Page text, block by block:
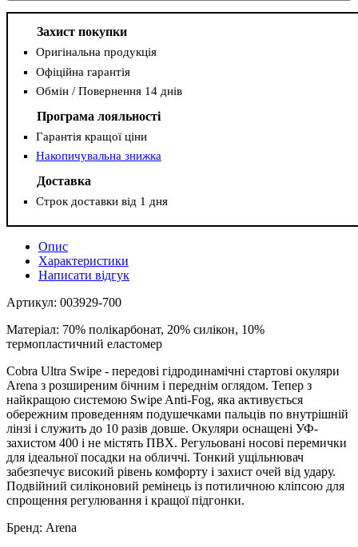
Захист покупки
Оригінальна продукція
Офіційна гарантія
Обмін / Повернення 14 днів
Програма лояльності
Гарантія кращої ціни
Накопичувальна знижка
Доставка
Строк доставки від 1 дня
Опис
Характеристики
Написати відгук
Артикул: 003929-700
Матеріал: 70% полікарбонат, 20% силікон, 10%
термопластичний еластомер
Cobra Ultra Swipe - передові гідродинамічні стартові окуляри
Arena з розширеним бічним і переднім оглядом. Тепер з
найкращою системою Swipe Anti-Fog, яка активується
обережним проведенням подушечками пальців по внутрішній
лінзі і служить до 10 разів довше. Окуляри оснащені УФ-
захистом 400 і не містять ПВХ. Регульовані носові перемички
для ідеальної посадки на обличчі. Тонкий ущільнювач
забезпечує високий рівень комфорту і захист очей від удару.
Подвійний силіконовий ремінець із потиличною кліпсою для
спрощення регулювання і кращої підгонки.
Бренд: Arena